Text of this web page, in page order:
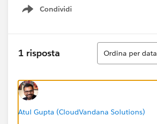
Condividi
Show menu
1 risposta
Ordina
Ordina per data
Atul Gupta (CloudVandana Solutions)